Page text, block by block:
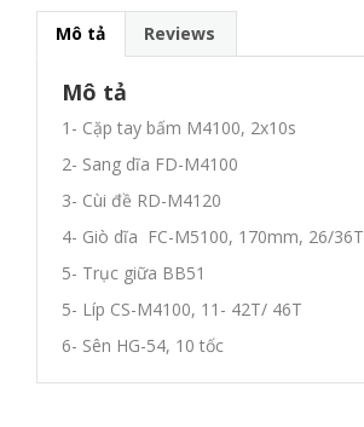
Mô tả Reviews
Mô tả
1- Cặp tay bấm M4100, 2x10s
2- Sang dĩa FD-M4100
3- Cùi đề RD-M4120
4- Giò dĩa FC-M5100, 170mm, 26/36T
5- Trục giữa BB51
5- Líp CS-M4100, 11- 42T/ 46T
6- Sên HG-54, 10 tốc